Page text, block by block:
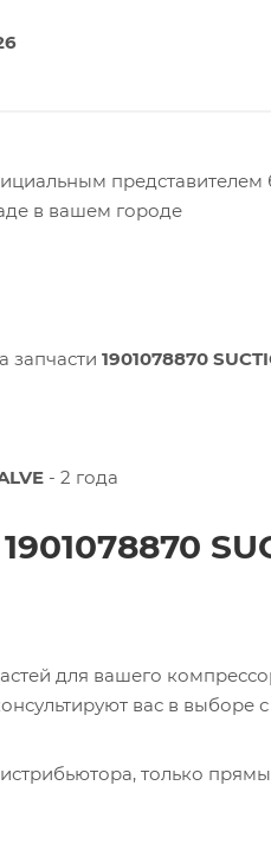
в вашем городе
1901078870
- 2 года
для вашего
вас в выборе
только